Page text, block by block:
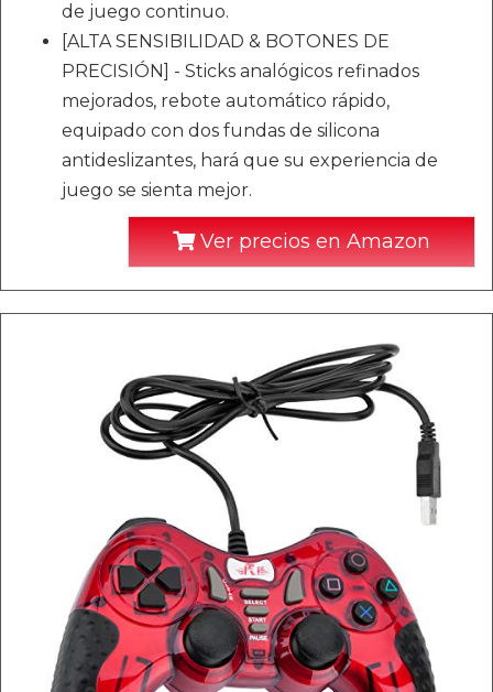
de juego continuo.
[ALTA SENSIBILIDAD & BOTONES DE
PRECISIÓN] - Sticks analógicos refinados
mejorados, rebote automático rápido,
equipado con dos fundas de silicona
antideslizantes, hará que su experiencia de
juego se sienta mejor.
Ver precios en Amazon